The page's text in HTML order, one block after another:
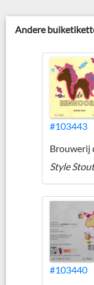
Andere
#103443
Brouwerij
Style Stout
#103440